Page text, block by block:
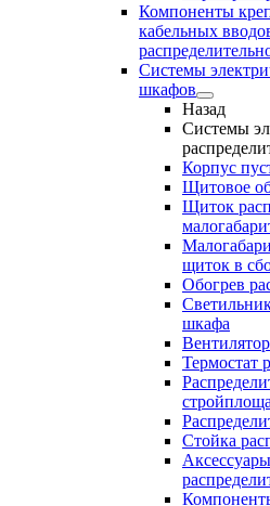
Компоненты
кабельных
Системы
шкафов
Назад
Системы
Корпус
Щитовое
Щиток
щиток в
Обогрев
шкафа
Термостат
Стойка